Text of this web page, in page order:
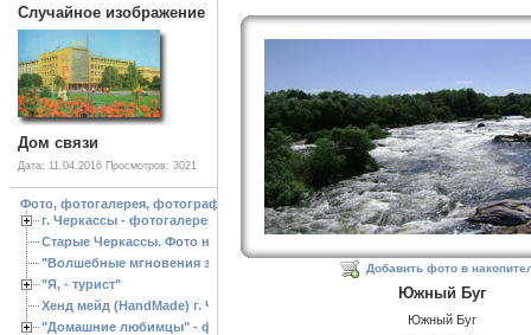
Случайное изображение
Дом связи
Дата: 11.04.2016 Просмотров: 3021
Фото, фотогалерея, фотографии Черкассы, зоопарк, ландшафтный дизайн.
г. Черкассы - фотогалерея
Старые Черкассы. Фото начало ХХ ст.
"Волшебные мгновения зимы"
"Я, - турист"
Хенд мейд (HandMade) г. Черкассы, - изделия ручной работы
"Домашние любимцы" - фото
Добавить фото в
Южный Буг
Южный Буг